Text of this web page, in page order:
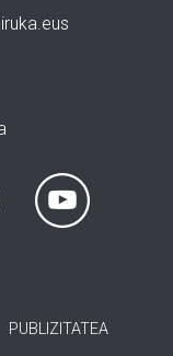
PUBLIZITATEA